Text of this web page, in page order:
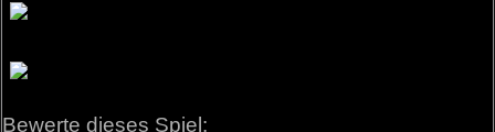
Bewerte dieses Spiel: